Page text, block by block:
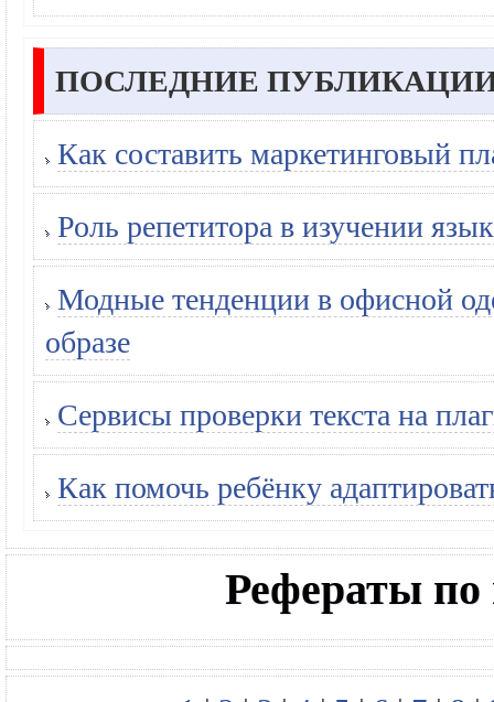
ПОСЛЕДНИЕ
Как составить маркетинговый
Роль репетитора в изучении
Модные тенденции в офисной
образе
Сервисы проверки текста на
Как помочь ребёнку
Рефераты по